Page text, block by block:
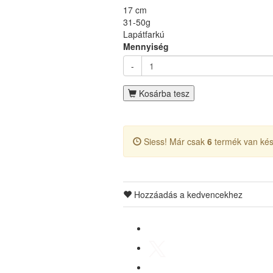
17 cm
31-50g
Lapátfarkú
Mennyiség
-
Kosárba tesz
Siess! Már csak 6 termék van
Hozzáadás a kedvencekhez